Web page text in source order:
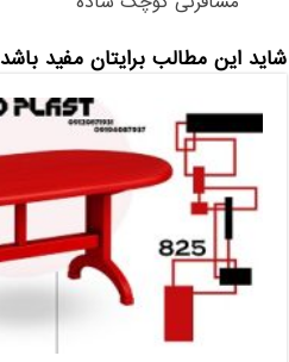
شاید این مطالب برایتان مفید باشد